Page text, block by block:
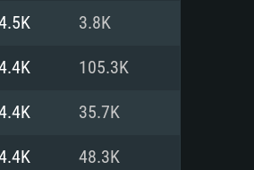
11 ou plus et
Radeon RX
plus avec
les derniers
pour AMD
drivers de
3.8K
105.3K
35.7K
48.3K